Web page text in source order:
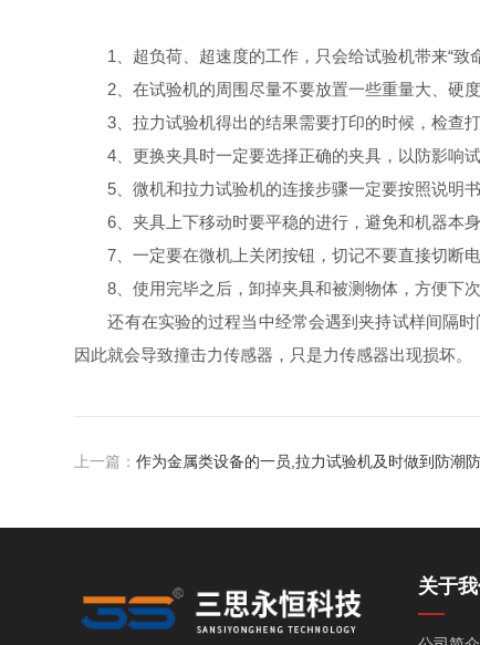
1、超负荷、超速度的工作，只会给试验机带来“致
2、在试验机的周围尽量不要放置一些重量大、硬
3、拉力试验机得出的结果需要打印的时候，检查打
4、更换夹具时一定要选择正确的夹具，以防影响试
5、微机和拉力试验机的连接步骤一定要按照说明书
6、夹具上下移动时要平稳的进行，避免和机器本身
7、一定要在微机上关闭按钮，切记不要直接切断电
8、使用完毕之后，卸掉夹具和被测物体，方便下次
还有在实验的过程当中经常会遇到夹持试样间隔时
因此就会导致撞击力传感器，只是力传感器出现损坏。
上一篇：作为金属类设备的一员,拉力试验机及时做到防潮
关于我